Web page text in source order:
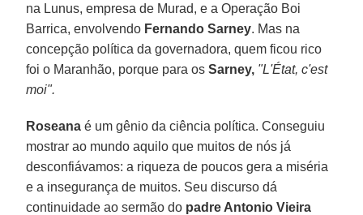
na Lunus, empresa de Murad, e a Operação Boi
Barrica, envolvendo Fernando Sarney. Mas na
concepção política da governadora, quem ficou rico
foi o Maranhão, porque para osSarney, "L'État, c'est
moi".
Roseana é um gênio da ciência política. Conseguiu
mostrar ao mundo aquilo que muitos de nós já
desconfiávamos: a riqueza de poucos gera a miséria
e a insegurança de muitos. Seu discurso dá
continuidade ao sermão do padre Antonio Vieira